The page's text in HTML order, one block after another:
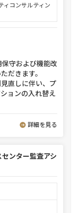
ィコンサルティン
守および機能改
だきます。
直しに伴い、プ
ョンの入れ替え
詳細を見る
ンター監査アシ